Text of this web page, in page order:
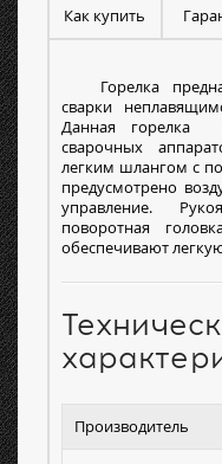
Как купить
Горелка
сварки
Данная горелка
сварочных
легким шлангом с
предусмотрено
управление.
поворотная
обеспечивают
Производитель